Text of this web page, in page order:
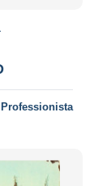
Professionista